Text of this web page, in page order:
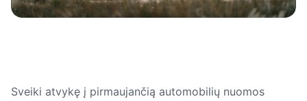
Sveiki atvykę į pirmaujančią automobilių nuomos